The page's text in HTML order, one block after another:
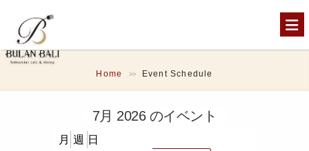
Home >> Event Schedule
7月 2026 のイベント
月 週 日